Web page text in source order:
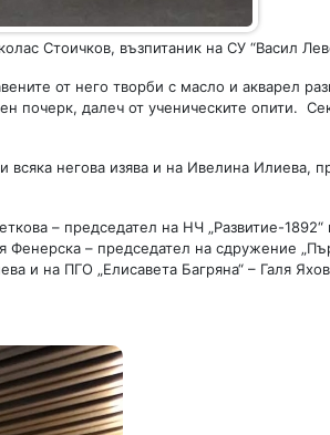
Стоичков, възпитаник на СУ “Васил
от него творби с масло и акварел
почерк, далеч от ученическите опити.
негова изява и на Ивелина Илиева,
– председател на НЧ „Развитие-
– председател на сдружение
и на ПГO „Елисавета Багряна“ – Галя